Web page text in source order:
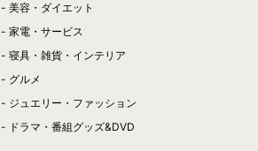
美容・ダイエット
家電・サービス
寝具・雑貨・インテリア
グルメ
ジュエリー・ファッション
ドラマ・番組グッズ&DVD